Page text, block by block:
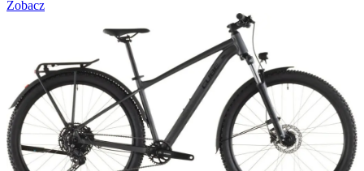
Zobacz